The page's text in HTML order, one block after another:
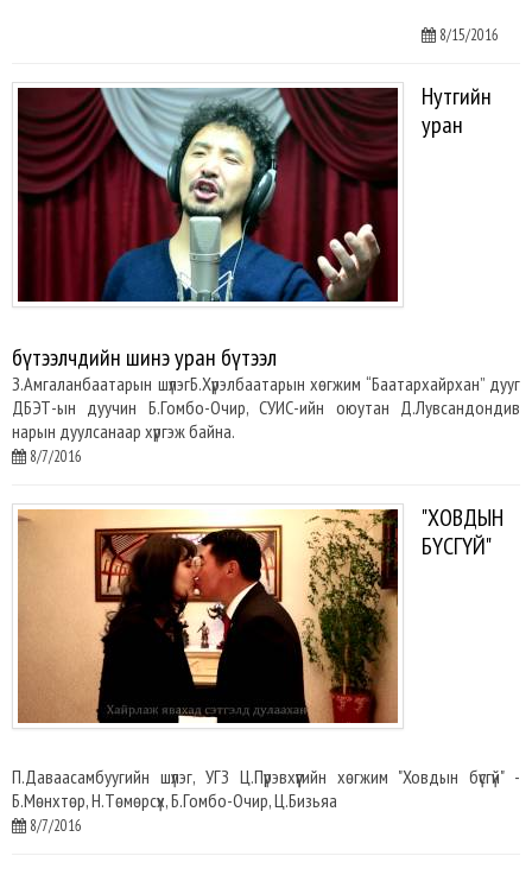
8/15/2016
Нутгийн
уран
бүтээлчдийн шинэ уран бүтээл
З.Амгаланбаатарын шүлэгБ.Хүрэлбаатарын хөгжим “Баатархайрхан” дууг
ДБЭТ-ын дуучин Б.Гомбо-Очир, СУИС-ийн оюутан Д.Лувсандондив
нарын дуулсанаар хүргэж байна.
8/7/2016
"ХОВДЫН
БҮСГҮЙ"
П.Даваасамбуугийн шүлэг, УГЗ Ц.Пүрэвхүүгийн хөгжим "Ховдын бүсгүй" -
Б.Мөнхтөр, Н.Төмөрсүх, Б.Гомбо-Очир, Ц.Бизьяа
8/7/2016